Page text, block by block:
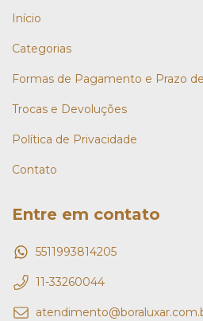
Início
Categorias
Formas de Pagamento e Prazo
Trocas e Devoluções
Política de Privacidade
Contato
Entre em contato
5511993814205
11-33260044